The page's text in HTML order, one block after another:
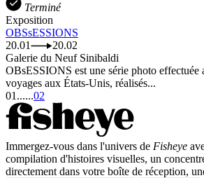
Terminé
Exposition
OBSsESSIONS
20.01
20.02
Galerie du Neuf Sinibaldi
OBsESSIONS est une série photo effectuée
voyages aux États-Unis, réalisés...
01 ......02
Immergez-vous dans l'univers de Fisheye
compilation d'histoires visuelles, un
directement dans votre boîte de réception,